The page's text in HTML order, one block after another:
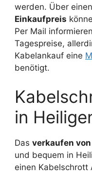
werden. Über
Einkaufpreis
Per Mail
Tagespreise,
Kabelankauf eine
benötigt.
in
Das verkaufen
und bequem in
einen Kabelschrott